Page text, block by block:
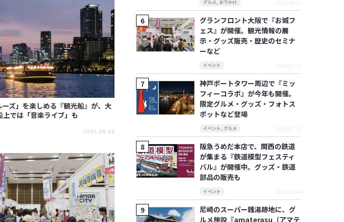
ズ」を楽しめる『観光船』が、大
では「音楽ライブ」も
2026.08.02
グルメ, おでかけ 2026.08.02
グランフロント大阪で『お城フ
ェス』が開催。観光情報の展
示・グッズ販売・歴史のセミナ
ーなど
イベント 2026.07.31
神戸ポートタワー周辺で『ミッ
フィーコラボ』が今年も開催。
限定グルメ・グッズ・フォトス
ポットなど登場
イベント,グルメ 2026.07.29
阪急うめだ本店で、関西の鉄道
が集まる『鉄道模型フェスティ
バル』が開催中。グッズ・鉄道
部品の販売も
イベント 2026.08.04
尼崎のスーパー銭湯跡地に、グ
ルメ施設『amaterasu（アマテ